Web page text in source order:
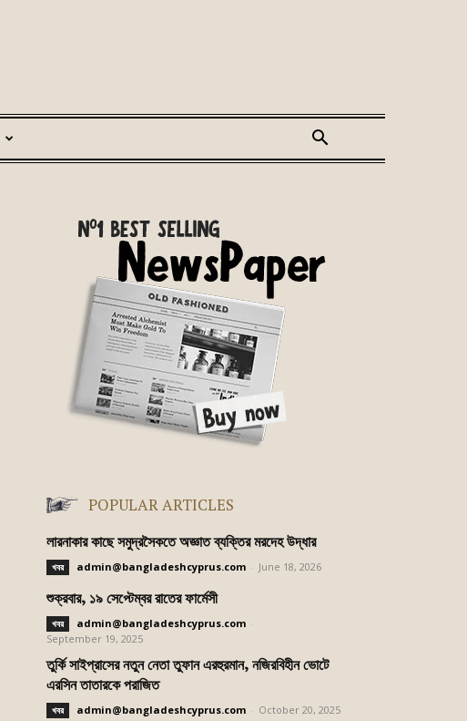
POPULAR ARTICLES
লারনাকার কাছে সমুদ্রসৈকতে অজ্ঞাত ব্যক্তির মরদেহ উদ্ধার
খবর admin@bangladeshcyprus.com June 18, 2026
শুক্রবার, ১৯ সেপ্টেম্বর রাতের ফার্মেসী
খবর admin@bangladeshcyprus.com
September 19, 2025
তুর্কি সাইপ্রাসের নতুন নেতা তুফান এরহুরমান, নজিরবিহীন ভোটে
এরসিন তাতারকে পরাজিত
খবর admin@bangladeshcyprus.com October 20, 2025